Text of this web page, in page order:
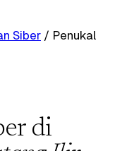
Siber / Penukal
di